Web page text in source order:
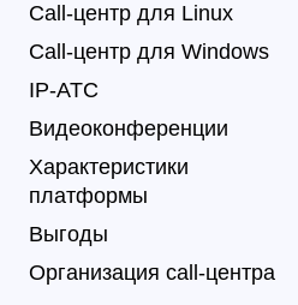
Call-центр для Linux
Call-центр для Windows
IP-АТС
Видеоконференции
Характеристики
платформы
Выгоды
Организация call-центра